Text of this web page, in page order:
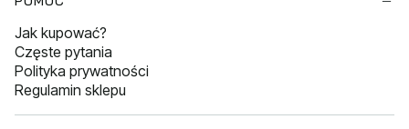
Jak kupować?
Częste pytania
Polityka prywatności
Regulamin sklepu